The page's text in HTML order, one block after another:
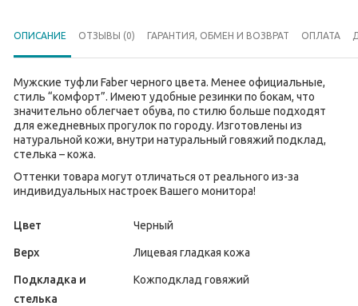
ОПИСАНИЕ ОТЗЫВЫ (0) ГАРАНТИЯ, ОБМЕН И ВОЗВРАТ ОПЛАТА
Мужские туфли Faber черного цвета. Менее официальные,
стиль “комфорт”. Имеют удобные резинки по бокам, что
значительно облегчает обува, по стилю больше подходят
для ежедневных прогулок по городу. Изготовлены из
натуральной кожи, внутри натуральный говяжий подклад,
стелька – кожа.
Оттенки товара могут отличаться от реального из-за
индивидуальных настроек Вашего монитора!
Цвет Черный
Верх Лицевая гладкая кожа
Подкладка и
стелька
Кожподклад говяжий